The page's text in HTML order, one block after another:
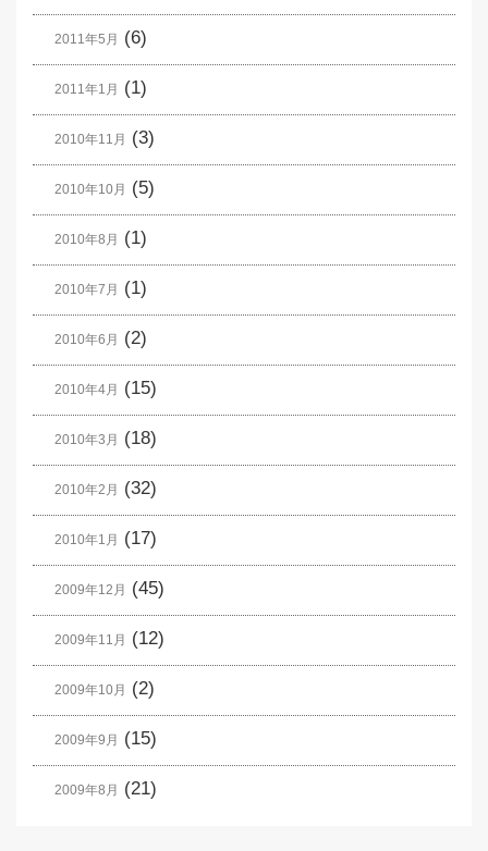
2011年5月 (6)
2011年1月 (1)
2010年11月 (3)
2010年10月 (5)
2010年8月 (1)
2010年7月 (1)
2010年6月 (2)
2010年4月 (15)
2010年3月 (18)
2010年2月 (32)
2010年1月 (17)
2009年12月 (45)
2009年11月 (12)
2009年10月 (2)
2009年9月 (15)
2009年8月 (21)